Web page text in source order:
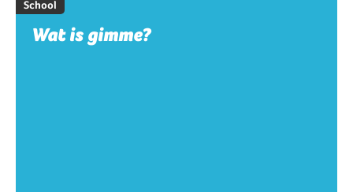
School
Wat is gimme?